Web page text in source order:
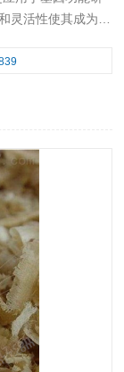
灵活性使其成为研